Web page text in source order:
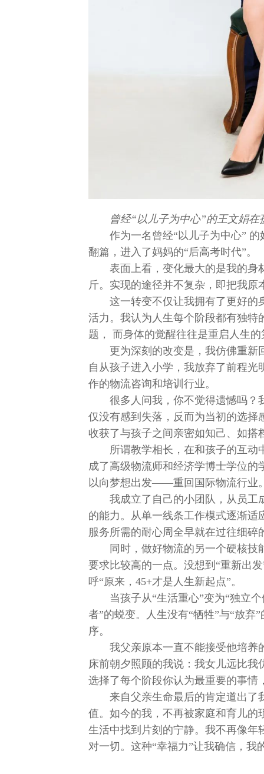
曾经“以儿子为中心”的王文娟
作为一名曾经“以儿子为中心”
翻篇，进入了妈妈的“后高考时代”。
表面上看，变化最大的是我的身
斤。实现的途径并不复杂，即把我
这一转变不仅让我拥有了更好的
活力。我认为人生每个阶段都有独特
题， 而身体的觉醒往往是重启人生的
更为深刻的改变是，我仿佛重新
自从孩子进入小学，我放弃了前程
作的物流咨询和培训行业。
很多人问我，你不觉得遗憾吗？
仅没有感到失落，反而为当初的选
收获了与孩子之间亲密如知己、如搭
所谓教学相长，在和孩子的互动
成了高级物流师和经济学博士学位的
以向梦想出发——重回国际物流行业
我成立了自己的小团队，从员工
的能力。从单一线条工作模式逐渐
服务所需的耐心周全早就在过往细碎
同时，做好物流的另一个硬核
要求比较高的一点。没想到“重新出
呼“原来，45+才是人生新起点”。
当孩子从“生活重心”变为“独立
者”的蜕变。人生没有“牺牲”与“放弃
序。
我父亲原本一直不能接受他培养
床前朝夕照顾的我说：我女儿远比
选择了每个阶段你认为最重要的事情
来自父亲生命最后的肯定道出
值。如今的我，不再被家庭和育儿
生活中找到片刻的宁静。我不再像
对一切。这种“幸福力”让我确信，